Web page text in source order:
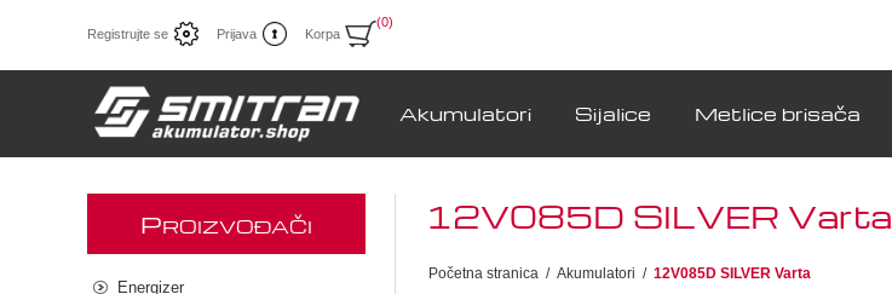
Registrujte se Prijava Korpa
(0)
Akumulatori Sijalice Metlice brisača
12V085D SILVER Varta
Početna stranica / Akumulatori / 12V085D SILVER Varta
PROIZVOĐAČI
Energizer